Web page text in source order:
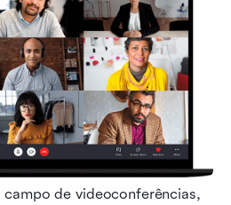
de videoconferências,